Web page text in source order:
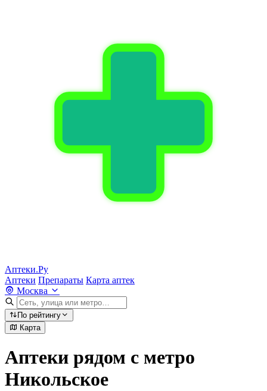
Аптеки.Ру
Аптеки Препараты Карта аптек
Москва
По рейтингу
Карта
Аптеки рядом с метро
Никольское